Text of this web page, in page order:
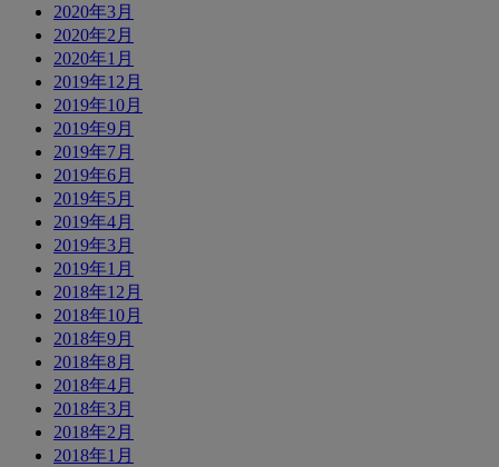
2020年3月
2020年2月
2020年1月
2019年12月
2019年10月
2019年9月
2019年7月
2019年6月
2019年5月
2019年4月
2019年3月
2019年1月
2018年12月
2018年10月
2018年9月
2018年8月
2018年4月
2018年3月
2018年2月
2018年1月